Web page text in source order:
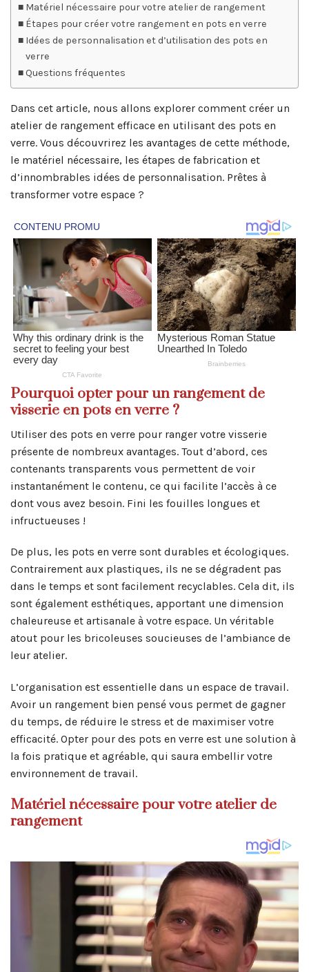
Matériel nécessaire pour votre atelier de rangement
Étapes pour créer votre rangement en pots en verre
Idées de personnalisation et d’utilisation des pots en
verre
Questions fréquentes
Dans cet article, nous allons explorer comment créer un
atelier de rangement efficace en utilisant des pots en
verre. Vous découvrirez les avantages de cette méthode,
le matériel nécessaire, les étapes de fabrication et
d’innombrables idées de personnalisation. Prêtes à
transformer votre espace ?
Pourquoi opter pour un rangement de
visserie en pots en verre ?
Utiliser des pots en verre pour ranger votre visserie
présente de nombreux avantages. Tout d’abord, ces
contenants transparents vous permettent de voir
instantanément le contenu, ce qui facilite l’accès à ce
dont vous avez besoin. Fini les fouilles longues et
infructueuses !
De plus, les pots en verre sont durables et écologiques.
Contrairement aux plastiques, ils ne se dégradent pas
dans le temps et sont facilement recyclables. Cela dit, ils
sont également esthétiques, apportant une dimension
chaleureuse et artisanale à votre espace. Un véritable
atout pour les bricoleuses soucieuses de l’ambiance de
leur atelier.
L’organisation est essentielle dans un espace de travail.
Avoir un rangement bien pensé vous permet de gagner
du temps, de réduire le stress et de maximiser votre
efficacité. Opter pour des pots en verre est une solution à
la fois pratique et agréable, qui saura embellir votre
environnement de travail.
Matériel nécessaire pour votre atelier de
rangement